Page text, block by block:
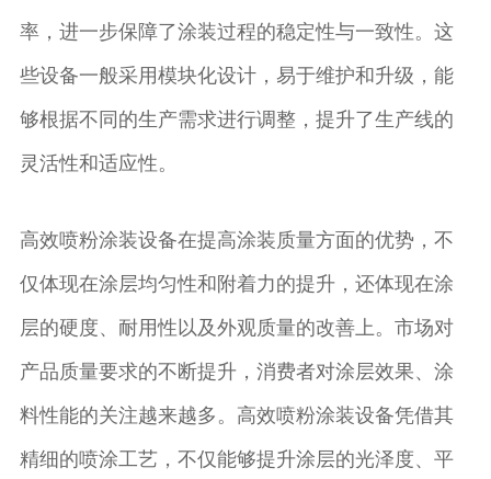
率，进一步保障了涂装过程的稳定性与一致性。这
些设备一般采用模块化设计，易于维护和升级，能
够根据不同的生产需求进行调整，提升了生产线的
灵活性和适应性。
高效喷粉涂装设备在提高涂装质量方面的优势，不
仅体现在涂层均匀性和附着力的提升，还体现在涂
层的硬度、耐用性以及外观质量的改善上。市场对
产品质量要求的不断提升，消费者对涂层效果、涂
料性能的关注越来越多。高效喷粉涂装设备凭借其
精细的喷涂工艺，不仅能够提升涂层的光泽度、平